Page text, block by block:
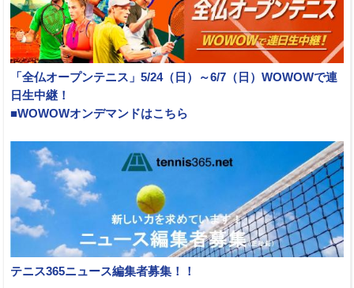
「全仏オープンテニス」5/24（日）～6/7（日）WOWOWで連
日生中継！
■WOWOWオンデマンドはこちら
テニス365ニュース編集者募集！！